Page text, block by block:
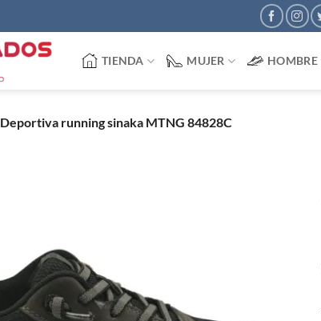
TIENDA MUJER HOMBRE
Deportiva running sinaka MTNG 84828C